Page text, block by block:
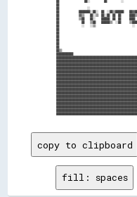
██                  ██░░          ██          ░░
██
██                    ░░
██              ████████░░██░░  ██  ░░██▒▒██████
██              ▓▓▒▒    ██░░▒▒  ██░░██  ██  ██
██              ▒▒██    ██░░    ██████  ██  ██      ████
██                ██    ▒▒██    ██████▒▒  ░░██
██                ░░    ░░▒▒                          ░░
██
██
██
██
██
██
██▒▒
████████████
copy to clipboard
fill: spaces